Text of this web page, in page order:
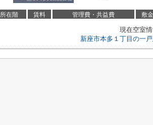
所在階 賃料 管理費・共益費 敷金
現在空室情
新座市本多１丁目の一